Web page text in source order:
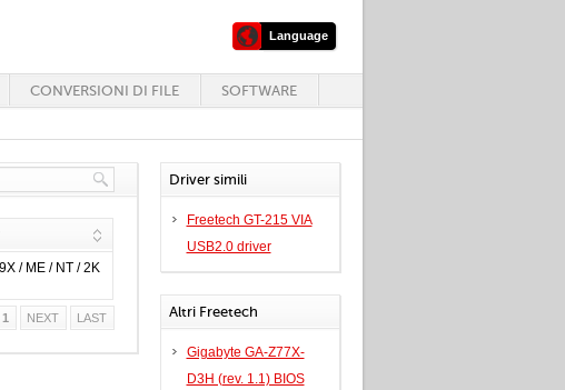
Language
CONVERSIONI DI FILE SOFTWARE
/ ME / NT / 2K
1 NEXT LAST
Driver simili
Freetech GT-215 VIA
USB2.0 driver
Altri Freetech
Gigabyte GA-Z77X-
D3H (rev. 1.1) BIOS